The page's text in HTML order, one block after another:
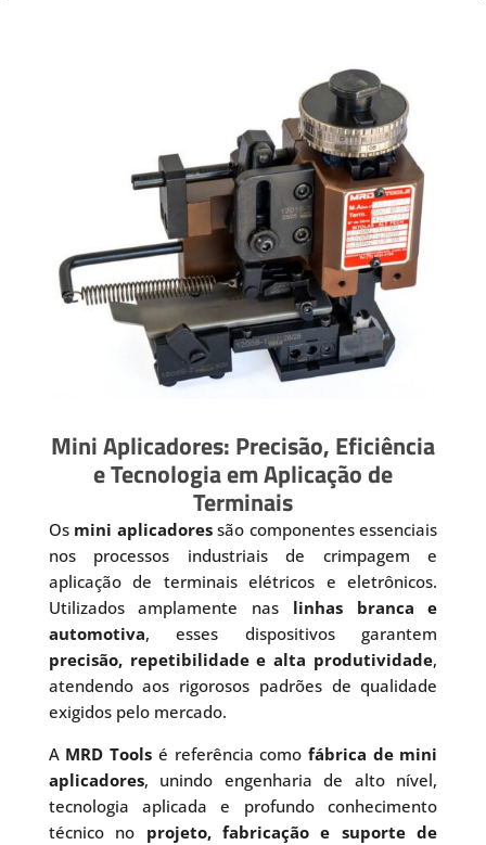
Mini Aplicadores: Precisão, Eficiência
e Tecnologia em Aplicação de
Terminais
Os mini aplicadoressão componentes essenciais
nos processos industriais de crimpagem e
aplicação de terminais elétricos e eletrônicos.
Utilizados amplamente nas linhas branca e
automotiva, esses dispositivos garantem
precisão, repetibilidade e alta produtividade,
atendendo aos rigorosos padrões de qualidade
exigidos pelo mercado.
A MRD Tools é referência como fábrica de mini
aplicadores, unindo engenharia de alto nível,
tecnologia aplicada e profundo conhecimento
técnico no projeto, fabricação e suporte de